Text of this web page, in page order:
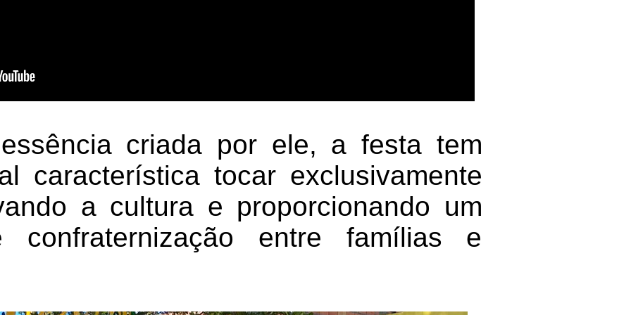
criada por ele, a festa tem
característica tocar exclusivamente
a cultura e proporcionando um
confraternização entre famílias e